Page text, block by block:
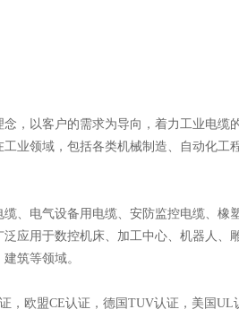
以客户的需求为导向，着力工业电缆
业领域，包括各类机械制造、自动化工
电气设备用电缆、安防监控电缆、橡
应用于数控机床、加工中心、机器人、
筑等领域。
欧盟CE认证，德国TUV认证，美国UL